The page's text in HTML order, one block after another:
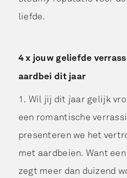
liefde.
4 x jouw geliefde
aardbei dit jaar
1. Wil jij dit jaar gelijk
een romantische
presenteren we het
met aardbeien. Want
zegt meer dan duizend